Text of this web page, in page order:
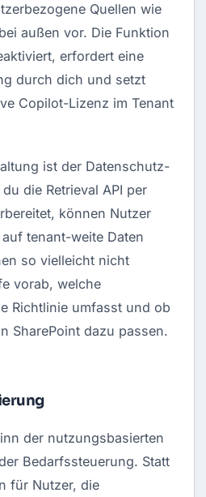
Quellen wie
außen vor. Die Funktion
erfordert eine
durch dich und setzt
Copilot-Lizenz im Tenant
ist der Datenschutz-
die Retrieval API per
können Nutzer
tenant-weite Daten
so vielleicht nicht
vorab, welche
Richtlinie umfasst und ob
SharePoint dazu passen.
der nutzungsbasierten
Bedarfssteuerung. Statt
für Nutzer, die